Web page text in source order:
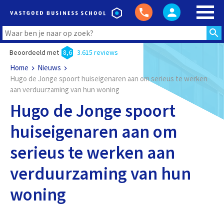
Beoordeeld met 8,6 3.615 reviews
Home
Nieuws
Hugo de Jonge spoort huiseigenaren aan om serieus te werken
aan verduurzaming van hun woning
Hugo de Jonge spoort
huiseigenaren aan om
serieus te werken aan
verduurzaming van hun
woning